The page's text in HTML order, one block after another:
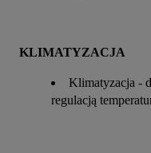
KLIMATYZACJA
Klimatyzacja -
regulacją